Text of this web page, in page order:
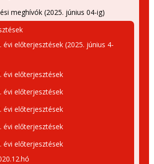
meghívók (2025. június 04-ig)
évi előterjesztések (2025. június 4-
évi előterjesztések
évi előterjesztések
évi előterjesztések
évi előterjesztések
évi előterjesztések